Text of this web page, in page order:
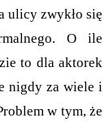
ulicy zwykło się
O ile
to dla aktorek
nigdy za wiele i
w tym, że